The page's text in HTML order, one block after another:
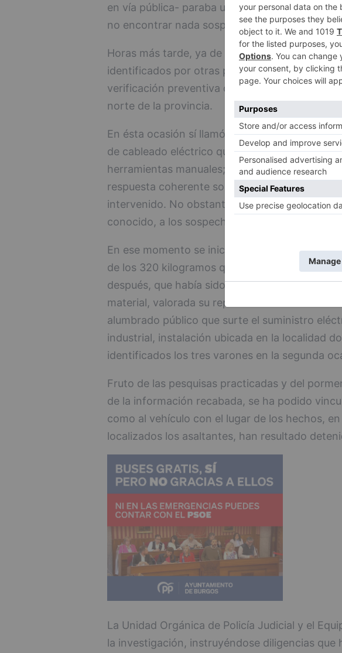
en vía pública- paraba un vehículo e
no encontrar nada sospechoso se les permitió
Horas más tarde, ya de madrugada, eran de
identificados por otras patrullas que se
verificación preventiva de vehículos y
norte de la provincia.
En ésta ocasión sí llamó la atención de los
de cableado eléctrico que transportaban en el
herramientas manuales; material de cobre del
respuesta coherente sobre su lícito origen y
intervenido. No obstante, al no tener
conocido, a los sospechosos se les permitió
En ese momento se inició una investigación
de los 320 kilogramos que pesó el cableado,
después, que había sido sustraída una
material, valorada su reposición en casi 18.000
alumbrado público que surte el suministro
industrial, instalación ubicada en la localidad
identificados los tres varones en la segunda
Fruto de las pesquisas practicadas y del
de la información recabada, se ha podido
como al vehículo con el lugar de los hechos,
localizados los asaltantes, han resultado
La Unidad Orgánica de Policía Judicial y el
la investigación, instruyéndose diligencias que